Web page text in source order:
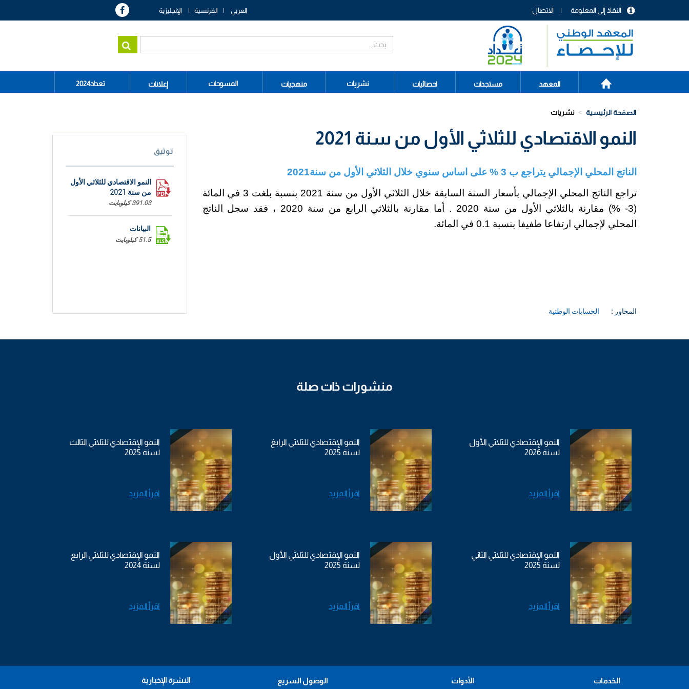
menu
header
الاتصال النفاذ إلى المعلومة العربي الفرنسية الإنجليزية
Main
navigation
الرئيسية
المعهد مستجدات احصائيات نشريات منهجيات المسوحات إعلانات تعداد2024
الصفحة الرئيسية نشريات
النمو الاقتصادي للثلاثي الأول من سنة 2021
الناتج المحلي الإجمالي يتراجع ب 3 % على اساس سنوي خلال الثلاثي الأول من سنة
2021
تراجع الناتج المحلي الإجمالي بأسعار السنة السابقة خلال الثلاثي الأول من سنة 2021 بنسبة بلغت 3 في المائة
(3- %) مقارنة بالثلاثي الأول من سنة 2020 . أما مقارنة بالثلاثي الرابع من سنة 2020 ، فقد سجل الناتج
المحلي لإجمالي ارتفاعا طفيفا بنسبة 0.1 في المائة
.
المحاور : الحسابات الوطنية
توثيق
النمو الاقتصادي للثلاثي الأول
من سنة 2021
391.03 كيلوبايت
البيانات
51.5 كيلوبايت
منشورات ذات صلة
النمو الإقتصادي للثلاثي الأول
لسنة 2026
اقرأ المزيد
النمو الإقتصادي للثلاثي الرابغ
لسنة 2025
اقرأ المزيد
النمو الإقتصادي للثلاثي الثالث
لسنة 2025
اقرأ المزيد
النمو الإقتصادي للثلاثي الثاني
لسنة 2025
اقرأ المزيد
النمو الإقتصادي للثلاثي الأول
لسنة 2025
اقرأ المزيد
النمو الإقتصادي للثلاثي الرابع
لسنة 2024
اقرأ المزيد
الخدمات الأدوات الوصول السريع النشرة الإخبارية